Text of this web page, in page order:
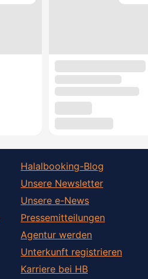
Halalbooking-Blog
Unsere Newsletter
Unsere e-News
Pressemitteilungen
Agentur werden
Unterkunft registrieren
Karriere bei HB